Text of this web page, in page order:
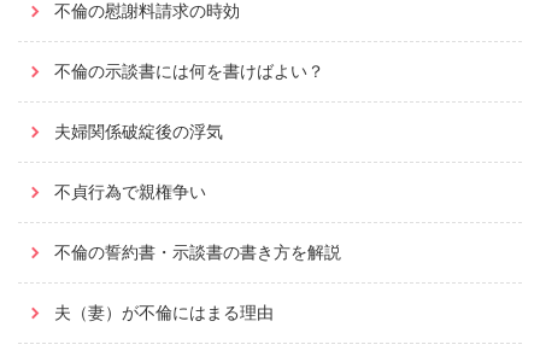
不倫の慰謝料請求の時効
不倫の示談書には何を書けばよい？
夫婦関係破綻後の浮気
不貞行為で親権争い
不倫の誓約書・示談書の書き方を解説
夫（妻）が不倫にはまる理由